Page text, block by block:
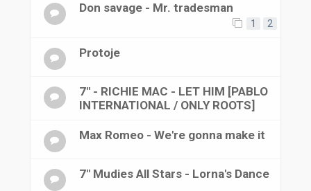
Don savage - Mr. tradesman
1 2
Protoje
7" - RICHIE MAC - LET HIM [PABLO
INTERNATIONAL / ONLY ROOTS]
Max Romeo - We're gonna make it
7" Mudies All Stars - Lorna's Dance